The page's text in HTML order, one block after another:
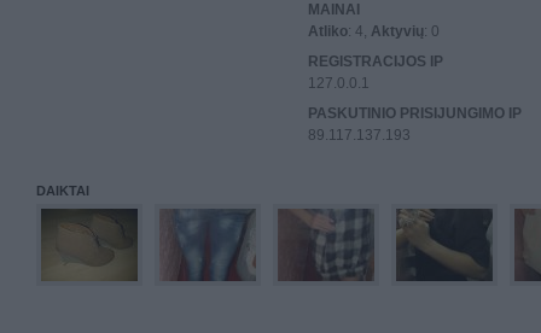
MAINAI
Atliko: 4, Aktyvių: 0
REGISTRACIJOS IP
127.0.0.1
PASKUTINIO PRISIJUNGIMO IP
89.117.137.193
DAIKTAI